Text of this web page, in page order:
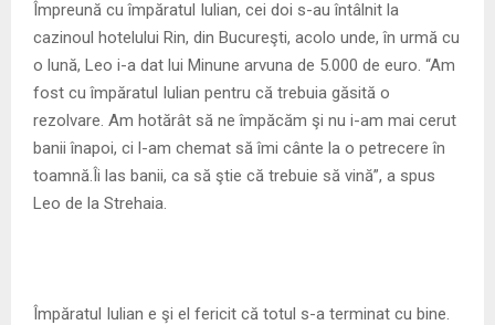
Împreună cu împăratul Iulian, cei doi s-au întâlnit la
cazinoul hotelului Rin, din Bucureşti, acolo unde, în urmă cu
o lună, Leo i-a dat lui Minune arvuna de 5.000 de euro. “Am
fost cu împăratul Iulian pentru că trebuia găsită o
rezolvare. Am hotărât să ne împăcăm şi nu i-am mai cerut
banii înapoi, ci l-am chemat să îmi cânte la o petrecere în
toamnă.Îi las banii, ca să ştie că trebuie să vină”, a spus
Leo de la Strehaia.
Împăratul Iulian e şi el fericit că totul s-a terminat cu bine.